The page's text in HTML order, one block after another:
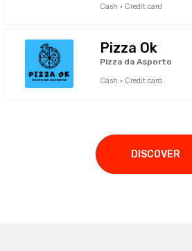
Cash · Credit card
Pizza Ok
Pizza da Asporto
Cash · Credit card
DISCOVER